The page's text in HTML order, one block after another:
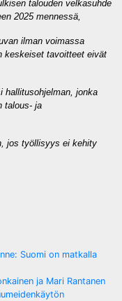
talouden velkasuhde
2025 mennessä,
ilman voimassa
keskeiset tavoitteet eivät
hallitusohjelman, jonka
talous- ja
jos työllisyys ei kehity
Suomi on matkalla
ja Mari Rantanen